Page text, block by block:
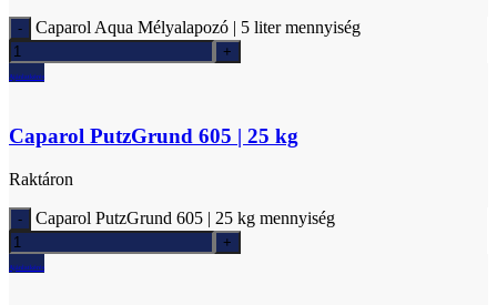
Caparol Aqua Mélyalapozó | 5 liter mennyiség
Ajánlatkérés
Caparol PutzGrund 605 | 25 kg
Raktáron
Caparol PutzGrund 605 | 25 kg mennyiség
Ajánlatkérés